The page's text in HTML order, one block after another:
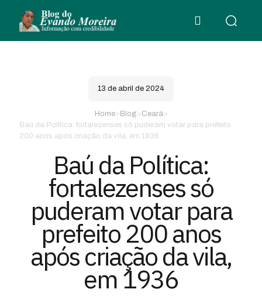
13 de abril de 2024
Home> Blog>Ceará>
Baú da Política: fortalezenses só puderam votar para prefeito
200 anos após criação da vila, em 1936
Baú da Política:
fortalezenses só
puderam votar para
prefeito 200 anos
após criação da vila,
em 1936